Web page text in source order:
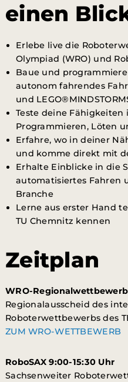
einen
Erlebe live die
Olympiad (WRO) und
Baue und
autonom fahrendes
und
Teste deine Fähigkeiten
Programmieren, Löten
Erfahre, wo in deiner
und komme direkt mit
Erhalte Einblicke in die
automatisiertes Fahren
Branche
Lerne aus erster Hand
TU Chemnitz kennen
Zeitplan
WRO-
Regionalausscheid des
Roboterwettbewerbs des
ZUM WRO-WETTBEWERB
RoboSAX 9:00-15:30 Uhr
Sachsenweiter